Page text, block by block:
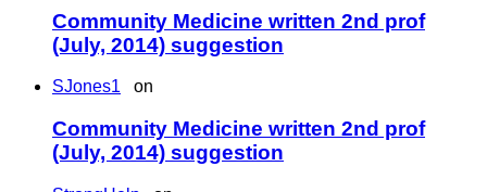
Community Medicine written 2nd prof
(July, 2014) suggestion
SJones1 on
Community Medicine written 2nd prof
(July, 2014) suggestion